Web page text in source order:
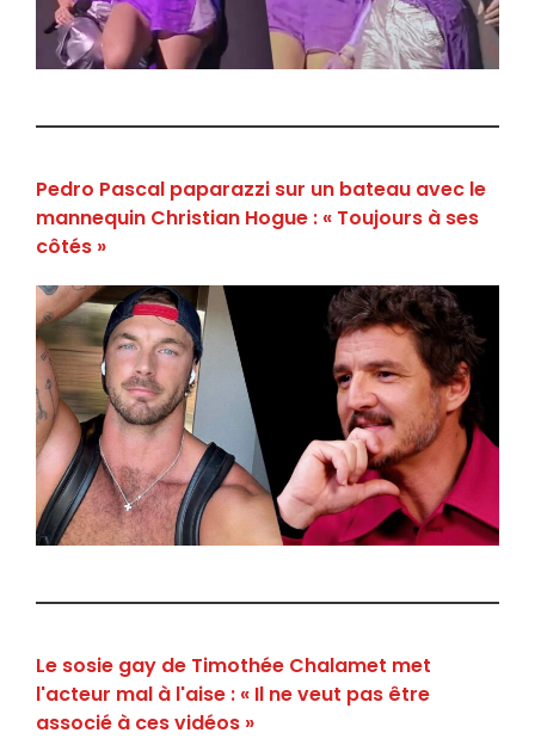
Pedro Pascal paparazzi sur un bateau avec le
mannequin Christian Hogue : « Toujours à ses
côtés »
Le sosie gay de Timothée Chalamet met
l'acteur mal à l'aise : « Il ne veut pas être
associé à ces vidéos »